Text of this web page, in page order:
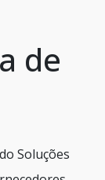
de
Soluções